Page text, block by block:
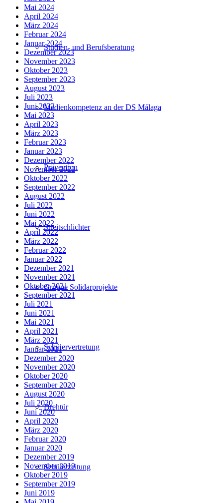
Studien- und Berufsberatung
Medienkompetenz an der DS Málaga
Prävention
Streitschlichter
Gruppe Solidarprojekte
Schülervertretung
Drehtür
Schülerzeitung
Mai 2024
April 2024
März 2024
Februar 2024
Januar 2024
Dezember 2023
November 2023
Oktober 2023
September 2023
August 2023
Juli 2023
Juni 2023
Mai 2023
April 2023
März 2023
Februar 2023
Januar 2023
Dezember 2022
November 2022
Oktober 2022
September 2022
August 2022
Juli 2022
Juni 2022
Mai 2022
April 2022
März 2022
Februar 2022
Januar 2022
Dezember 2021
November 2021
Oktober 2021
September 2021
Juli 2021
Juni 2021
Mai 2021
April 2021
März 2021
Januar 2021
Dezember 2020
November 2020
Oktober 2020
September 2020
August 2020
Juli 2020
Juni 2020
April 2020
März 2020
Februar 2020
Januar 2020
Dezember 2019
November 2019
Oktober 2019
September 2019
Juni 2019